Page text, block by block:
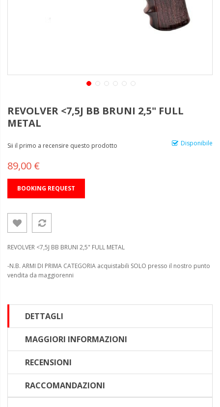
REVOLVER <7,5J BB BRUNI 2,5" FULL
METAL
Disponibile
Sii il primo a recensire questo prodotto
89,00 €
BOOKING REQUEST
REVOLVER <7,5J BB BRUNI 2,5" FULL METAL
-N.B. ARMI DI PRIMA CATEGORIA acquistabili SOLO presso il nostro punto
vendita da maggiorenni
DETTAGLI
MAGGIORI INFORMAZIONI
RECENSIONI
RACCOMANDAZIONI